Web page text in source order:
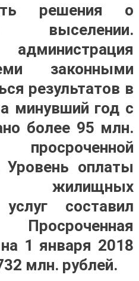
решения о
выселении.
законными
результатов в
минувший год с
более 95 млн.
Уровень оплаты
жилищных
составил
1 января 2018
млн. рублей.